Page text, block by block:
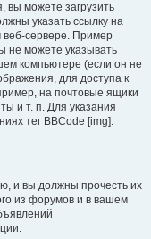
вы можете загрузить
указать ссылку на
сервере. Пример
не можете указывать
компьютере (если он не
для доступа к
на почтовые ящики
и т. п. Для указания
тег BBCode [img].
и вы должны прочесть их
из форумов и в вашем